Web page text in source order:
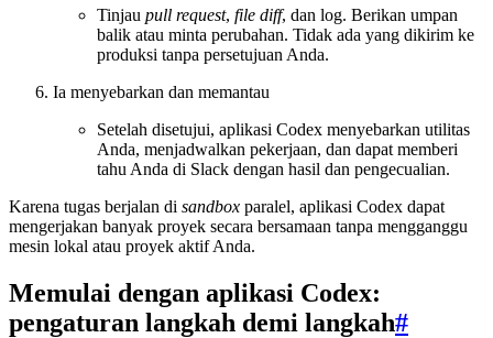
Tinjau pull request, file diff, dan log. Berikan umpan
balik atau minta perubahan. Tidak ada yang dikirim ke
produksi tanpa persetujuan Anda.
Ia menyebarkan dan memantau
Setelah disetujui, aplikasi Codex menyebarkan utilitas
Anda, menjadwalkan pekerjaan, dan dapat memberi
tahu Anda di Slack dengan hasil dan pengecualian.
Karena tugas berjalan di sandbox paralel, aplikasi Codex dapat
mengerjakan banyak proyek secara bersamaan tanpa mengganggu
mesin lokal atau proyek aktif Anda.
Memulai dengan aplikasi Codex:
pengaturan langkah demi langkah#